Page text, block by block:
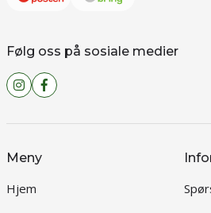
Følg oss på sosiale medier
Meny
Hjem